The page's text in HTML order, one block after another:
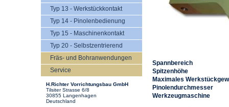
Typ 13 - Werkstückkontakt
Typ 14 - Pinolenbedienung
Typ 15 - Maschinenkontakt
Typ 20 - Selbstzentrierend
Fräs- und Bohranwendungen
Service
H.Richter Vorrichtungsbau GmbH
Tilsiter Strasse 6/8
30855 Langenhagen
Deutschland
Spannbereich
Spitzenhöhe
Maximales
Pinolendurchmesser
Werkzeugmaschine